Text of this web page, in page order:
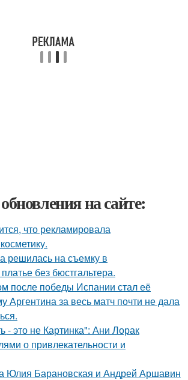
на сайте:
что рекламировала
решилась на съемку в
без бюстгальтера.
после победы Испании стал её
Аргентина за весь матч почти не дала
- это не Картинка": Ани Лорак
о привлекательности и
Юлия Барановская и Андрей Аршавин